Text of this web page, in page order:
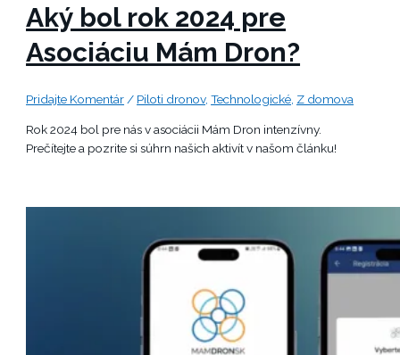
Aký bol rok 2024 pre
Asociáciu Mám Dron?
Pridajte Komentár/ Piloti dronov,Technologické, Z domova
Rok 2024 bol pre nás v asociácii Mám Dron intenzívny.
Prečítejte a pozrite si súhrn našich aktivít v našom článku!